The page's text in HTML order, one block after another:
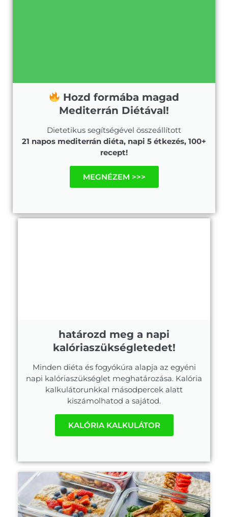
Hozd formába magad
Mediterrán Diétával!
Dietetikus segítségével összeállított
21 napos mediterrán diéta, napi 5 étkezés, 100+
recept!
MEGNÉZEM >>>
határozd meg a napi
kalóriaszükségletedet!
Minden diéta és fogyókúra alapja az egyéni
napi kalóriaszükséglet meghatározása. Kalória
kalkulátorunkkal másodpercek alatt
kiszámolhatod a sajátod.
KALÓRIA KALKULÁTOR